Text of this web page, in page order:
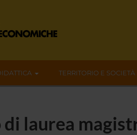
TERRITORIO E SOCIETÀ
di laurea